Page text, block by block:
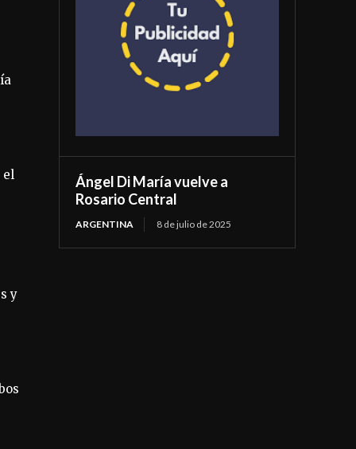
el
y
Ángel Di María vuelve a
Rosario Central
ARGENTINA 8 de julio de 2025